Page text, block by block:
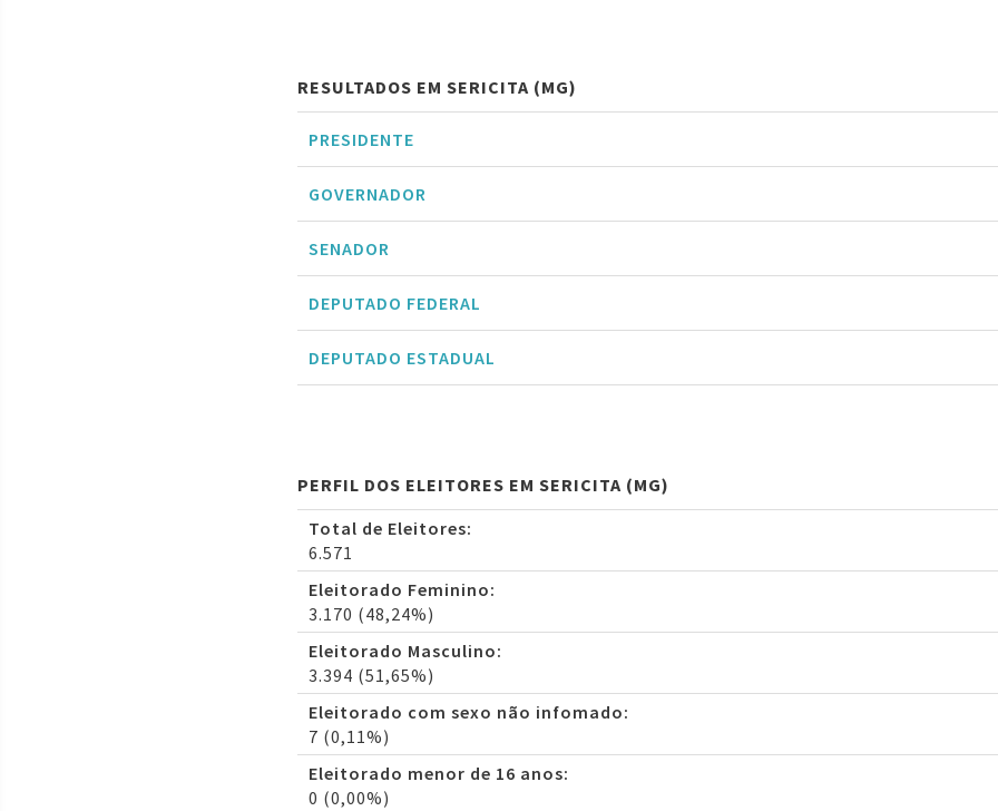
RESULTADOS EM SERICITA (MG)
PRESIDENTE
GOVERNADOR
SENADOR
DEPUTADO FEDERAL
DEPUTADO ESTADUAL
PERFIL DOS ELEITORES EM SERICITA (MG)
Total de Eleitores:
6.571
Eleitorado Feminino:
3.170 (48,24%)
Eleitorado Masculino:
3.394 (51,65%)
Eleitorado com sexo não infomado:
7 (0,11%)
Eleitorado menor de 16 anos:
0 (0,00%)